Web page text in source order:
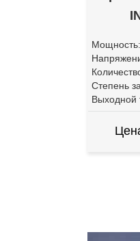
Мощность:
Степень
Выходной